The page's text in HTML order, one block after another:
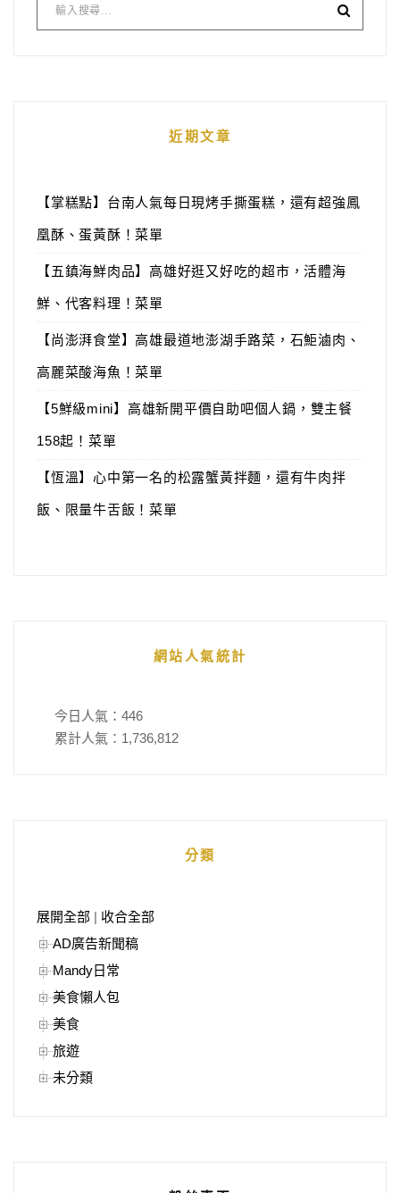
近期文章
【掌糕點】台南人氣每日現烤手撕蛋糕，還有超強鳳
凰酥、蛋黃酥！菜單
【五鎮海鮮肉品】高雄好逛又好吃的超市，活體海
鮮、代客料理！菜單
【尚澎湃食堂】高雄最道地澎湖手路菜，石鮔滷肉、
高麗菜酸海魚！菜單
【5鮮級mini】高雄新開平價自助吧個人鍋，雙主餐
158起！菜單
【恆溫】心中第一名的松露蟹黃拌麵，還有牛肉拌
飯、限量牛舌飯！菜單
網站人氣統計
今日人氣： 446
累計人氣： 1,736,812
分類
展開全部 | 收合全部
AD廣告新聞稿
Mandy日常
美食懶人包
美食
旅遊
未分類